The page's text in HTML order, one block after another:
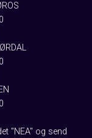
"NEA" og send